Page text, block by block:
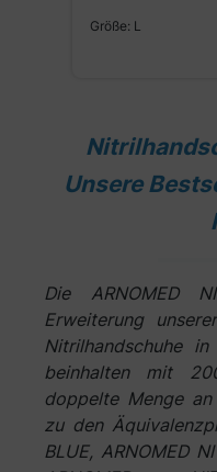
Größe: L
Unsere
Die ARNOMED
Erweiterung
Nitrilhandschuhe
beinhalten mit
doppelte Menge
zu den
BLUE, ARNOMED